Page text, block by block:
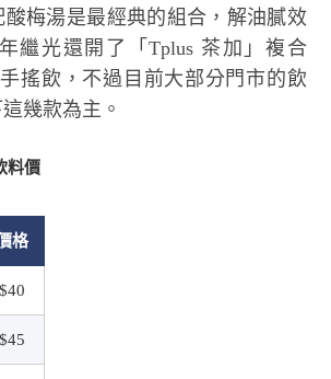
梅湯是最經典的組合，解油膩效
繼光還開了「Tplus 茶加」複合
搖飲，不過目前大部分門市的飲
幾款為主。
料價
格
$40
$45